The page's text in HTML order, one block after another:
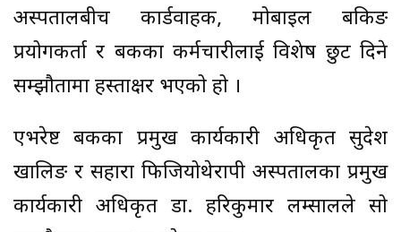
अस्पतालबीच कार्डवाहक, मोबाइल बैंकिङ
प्रयोगकर्ता र बैंकका कर्मचारीलाई विशेष छुट दिने
सम्झौतामा हस्ताक्षर भएको हो ।
एभरेष्ट बैंकका प्रमुख कार्यकारी अधिकृत सुदेश
खालिङ र सहारा फिजियोथेरापी अस्पतालका प्रमुख
कार्यकारी अधिकृत डा. हरिकुमार लम्सालले सो